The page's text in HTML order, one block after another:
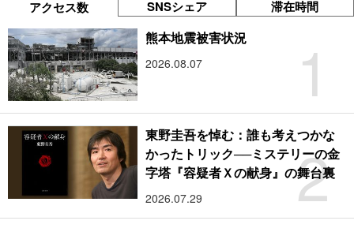
アクセス数 SNSシェア 滞在時間
1
熊本地震被害状況
2026.08.07
2
東野圭吾を悼む：誰も考えつかな
かったトリック──ミステリーの金
字塔『容疑者Ｘの献身』の舞台裏
2026.07.29